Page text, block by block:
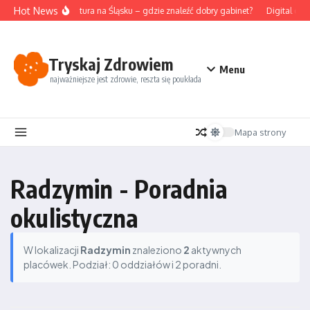
Przejdź do treści
Hot NewsAkupunktura na Śląsku – gdzie znaleźć dobry gabinet? Digital
Tryskaj Zdrowiem
najważniejsze jest zdrowie, reszta się poukłada
Menu
Mapa strony
Radzymin - Poradnia
okulistyczna
W lokalizacji Radzymin znaleziono 2 aktywnych
placówek. Podział: 0 oddziałów i 2 poradni.